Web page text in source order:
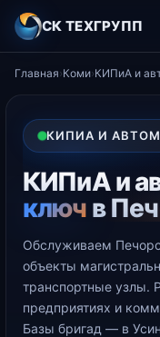
СК ТЕХГРУПП
Главная›Коми›КИПиА и
КИПИА И
КИПиА и
ключ в
Обслуживаем
объекты
транспортные узлы.
предприятиях и
Базы бригад — в